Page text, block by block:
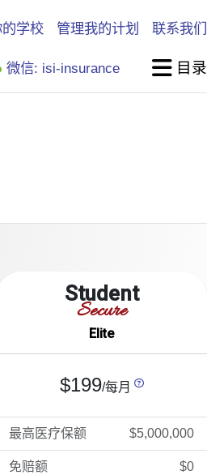
学校 管理我的计划 联系我们
微信: isi-insurance 目录
Student
Secure
Elite
$199/每月
最高医疗保额 $5,000,000
免赔额 $0